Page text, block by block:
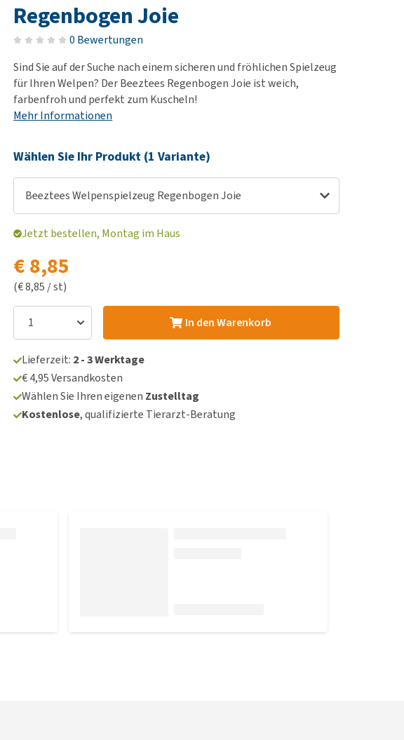
Zubehör
Harn-, Nieren- und
Leberprobleme
Haut-/Fellprobleme und
Juckreiz
Nierenproblemen
Alles ansehen
Regenbogen Joie
0 Bewertungen
Sind Sie auf der Suche nach einem sicheren und fröhlichen Spielzeug
für Ihren Welpen? Der Beeztees Regenbogen Joie ist weich,
farbenfroh und perfekt zum Kuscheln!
Mehr Informationen
Wählen Sie Ihr Produkt (1 Variante)
Beeztees Welpenspielzeug Regenbogen Joie
Jetzt bestellen, Montag im Haus
€ 8,85
(€ 8,85 / st)
In den Warenkorb
Lieferzeit: 2 - 3 Werktage
€ 4,95 Versandkosten
Wählen Sie Ihren eigenen Zustelltag
Kostenlose, qualifizierte Tierarzt-Beratung